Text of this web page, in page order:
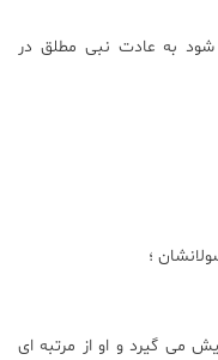
شود به عادت نبی مطلق در
؛
می گیرد و او از مرتبه ای